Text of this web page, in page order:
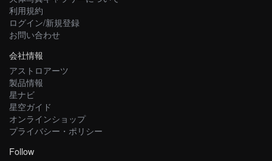
利用規約
ログイン/新規登録
お問い合わせ
会社情報
アストロアーツ
製品情報
星ナビ
星空ガイド
オンラインショップ
プライバシー・ポリシー
Follow